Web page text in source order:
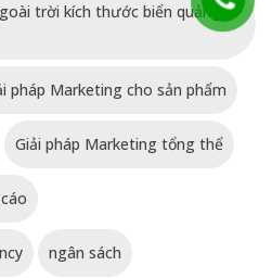
trời kích thước biển quảng
pháp Marketing cho sản phẩm
Giải pháp Marketing tổng thể
ngân sách